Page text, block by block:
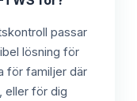
passar
lösning för
för familjer där
eller för dig